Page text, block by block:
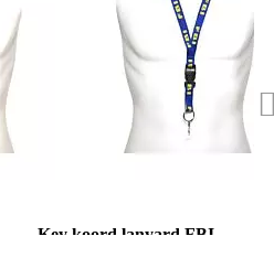
Key koord lanyard FBI